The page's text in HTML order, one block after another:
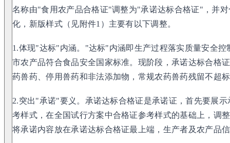
名称由"食用农产品合格证"调整为"承诺达标合格证"，并
化，新版样式（见附件1）主要有以下调整。
1.体现"达标"内涵。"达标"内涵即生产过程落实质量安全
市农产品符合食品安全国家标准。现阶段，承诺达标合格
药兽药、停用兽药和非法添加物，常规农药兽药残留不超
2.突出"承诺"要义。承诺达标合格证是承诺证，首先要展
考样式，在全国试行方案中合格证参考样式的基础上，调
将承诺内容放在承诺达标合格证最上端，生产者及农产品